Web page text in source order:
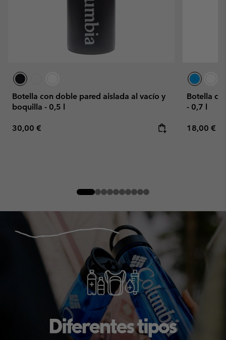
Botella con doble pared aislada al vacío y
boquilla - 0,5 l
Regular price:
30,00 €
Botella
- 0,7 l
Regular
18,00 €